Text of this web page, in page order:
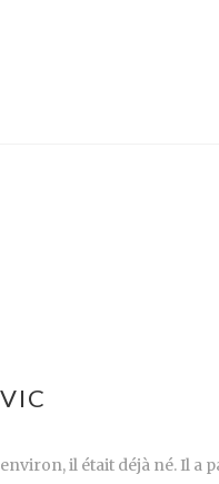
il était déjà né. Il